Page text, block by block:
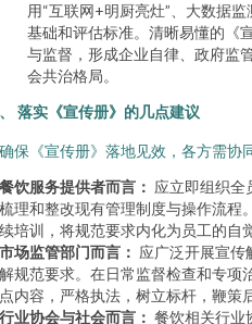
用“互联网+明厨亮灶”、大数据
基础和评估标准。清晰易懂的《
与监督，形成企业自律、政府监
会共治格局。
落实《宣传册》的几点建议
保《宣传册》落地见效，各方需协
饮服务提供者而言： 应立即组织全
理和整改现有管理制度与操作流程
培训，将规范要求内化为员工的自
场监管部门而言： 应广泛开展宣传
规范要求。在日常监督检查和专项
内容，严格执法，树立标杆，鞭策
业协会与社会而言： 餐饮相关行业